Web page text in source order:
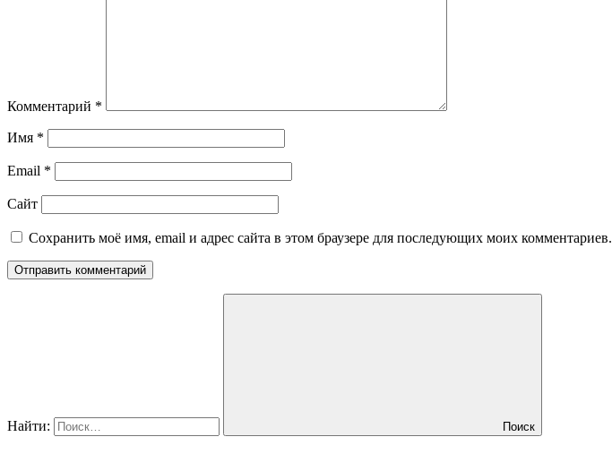
Комментарий *
Имя *
Email *
Сайт
Сохранить моё имя, email и адрес сайта в этом браузере для последующих моих комментариев.
Найти: Поиск